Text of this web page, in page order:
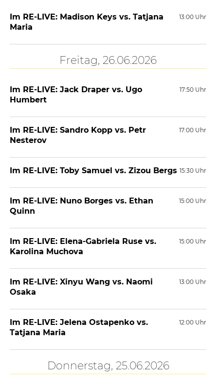
13:00 Uhr
Im RE-LIVE: Madison Keys vs. Tatjana
Maria
Freitag, 26.06.2026
17:50 Uhr
Im RE-LIVE: Jack Draper vs. Ugo
Humbert
17:00 Uhr
Im RE-LIVE: Sandro Kopp vs. Petr
Nesterov
15:30 Uhr
Im RE-LIVE: Toby Samuel vs. Zizou Bergs
15:00 Uhr
Im RE-LIVE: Nuno Borges vs. Ethan
Quinn
15:00 Uhr
Im RE-LIVE: Elena-Gabriela Ruse vs.
Karolina Muchova
13:00 Uhr
Im RE-LIVE: Xinyu Wang vs. Naomi
Osaka
12:00 Uhr
Im RE-LIVE: Jelena Ostapenko vs.
Tatjana Maria
Donnerstag, 25.06.2026